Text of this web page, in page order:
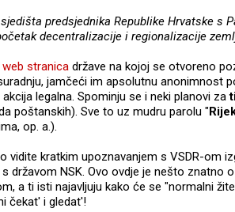
predsjednika Republike Hrvatske s
decentralizacije i regionalizacije
web stranica države na kojoj se otvoreno
jamčeći im apsolutnu anonimnost
legalna. Spominju se i neki planovi za
poštanskih). Sve to uz mudru parolu "
op. a.).
vidite kratkim upoznavanjem s VSDR-om
s državom NSK. Ovo ovdje je nešto znatno
a ti isti najavljuju kako će se "normalni
čekat' i gledat'!